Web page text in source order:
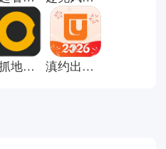
化但不影响最终的计划，让你
出得轻松、玩得安心。
手抓地图app 滇约出行网约车